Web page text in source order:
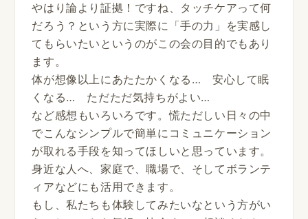
やはり論より証拠！ですね、タッチケアって何
だろう？という方に実際に「手の力」を実感し
てもらいたいというのがこの会の目的でもあり
ます。
体が想像以上にあたたかくなる… 安心して眠
くなる… ただただ気持ちがよい…
など感想もいろいろです。慌ただしい日々の中
でこんなシンプルで簡単にコミュニケーション
が取れる手段を知ってほしいと思っています。
身近な人へ、家庭で、職場で、そしてボランテ
ィアなどにも活用できます。
もし、私たちも体験してみたいなという方がい